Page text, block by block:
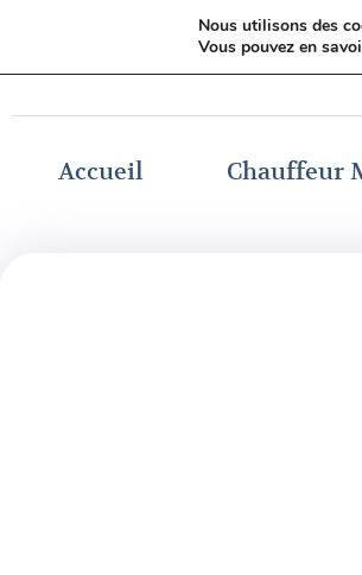
Trouver un chauffeur
Accueil Chauffeur
Nous utilisons des
Vous pouvez en